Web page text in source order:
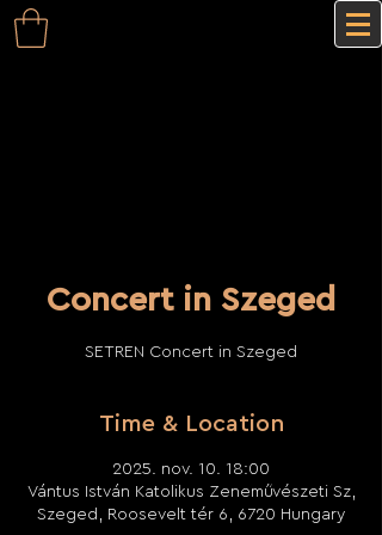
Concert in Szeged
SETREN Concert in Szeged
Time & Location
2025. nov. 10. 18:00
Vántus István Katolikus Zeneművészeti Sz,
Szeged, Roosevelt tér 6, 6720 Hungary